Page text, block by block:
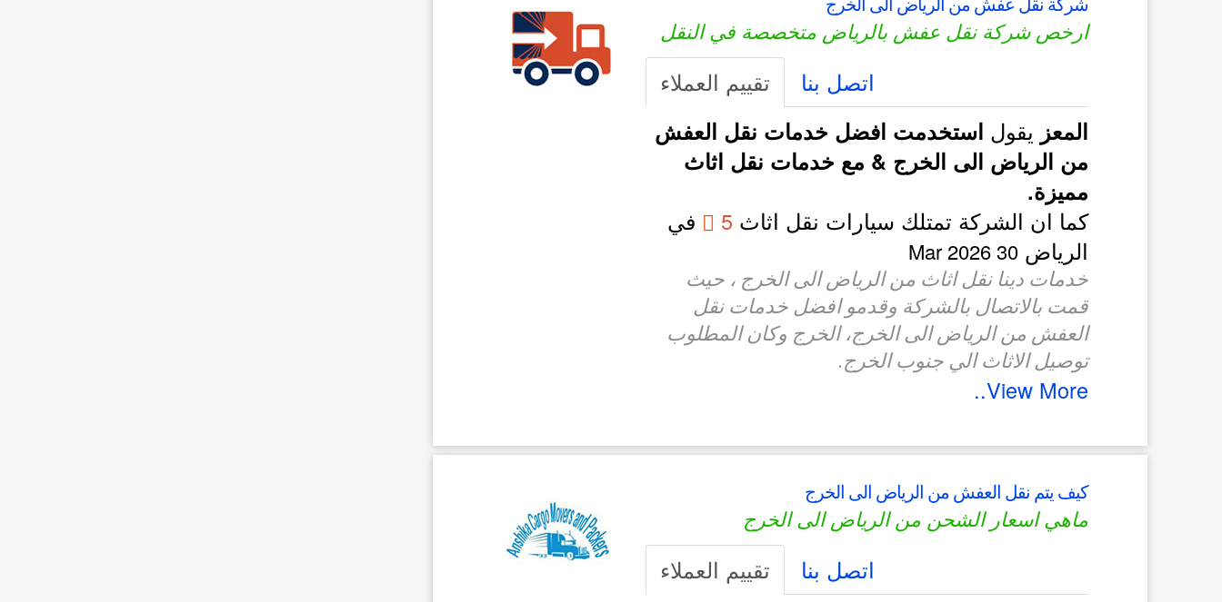
ارخص شركة نقل عفش بالرياض متخصصة في النقل
تقييم العملاء اتصل بنا
المعز يقول استخدمت افضل خدمات نقل العفش
من الرياض الى الخرج & مع خدمات نقل اثاث
مميزة.
كما ان الشركة تمتلك سيارات نقل اثاث 5
في
الرياض30 Mar 2026
خدمات دينا نقل اثاث من الرياض الى الخرج ، حيث
قمت بالاتصال بالشركة وقدمو افضل خدمات نقل
العفش من الرياض الى الخرج، الخرج وكان المطلوب
توصيل الاثاث الي جنوب الخرج.
View More..
كيف يتم نقل العفش من الرياض الى الخرج
ماهي اسعار الشحن من الرياض الى الخرج
تقييم العملاء اتصل بنا